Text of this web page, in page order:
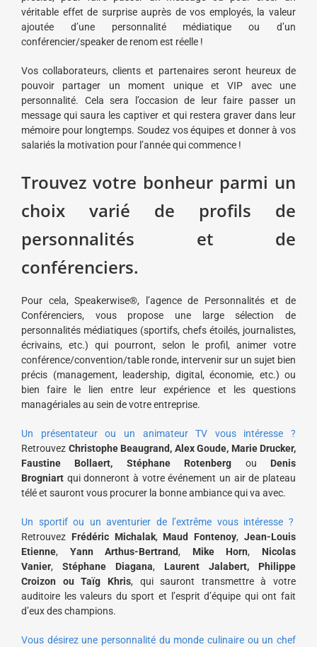
véritable effet de surprise auprès de vos employés, la valeur
ajoutée d’une personnalité médiatique ou d’un
conférencier/speaker de renom est réelle !
Vos collaborateurs, clients et partenaires seront heureux de
pouvoir partager un moment unique et VIP avec une
personnalité. Cela sera l’occasion de leur faire passer un
message qui saura les captiver et qui restera graver dans leur
mémoire pour longtemps. Soudez vos équipes et donner à vos
salariés la motivation pour l’année qui commence !
Trouvez votre bonheur parmi un
choix varié de profils de
personnalités et de
conférenciers.
Pour cela, Speakerwise®, l’agence de Personnalités et de
Conférenciers, vous propose une large sélection de
personnalités médiatiques (sportifs, chefs étoilés, journalistes,
écrivains, etc.) qui pourront, selon le profil, animer votre
conférence/convention/table ronde, intervenir sur un sujet bien
précis (management, leadership, digital, économie, etc.) ou
bien faire le lien entre leur expérience et les questions
managériales au sein de votre entreprise.
Un présentateur ou un animateur TV vous intéresse ?
Retrouvez Christophe Beaugrand, Alex Goude, Marie Drucker,
Faustine Bollaert, Stéphane Rotenberg ou Denis
Brogniart qui donneront à votre événement un air de plateau
télé et sauront vous procurer la bonne ambiance qui va avec.
Un sportif ou un aventurier de l’extrême vous intéresse ?
Retrouvez Frédéric Michalak, Maud Fontenoy,Jean-Louis
Etienne, Yann Arthus-Bertrand, Mike Horn, Nicolas
Vanier, Stéphane Diagana, Laurent Jalabert, Philippe
Croizon ou
Taïg Khris, qui sauront transmettre à votre
auditoire les valeurs du sport et l’esprit d’équipe qui ont fait
d’eux des champions.
Vous désirez une personnalité du monde culinaire ou un chef